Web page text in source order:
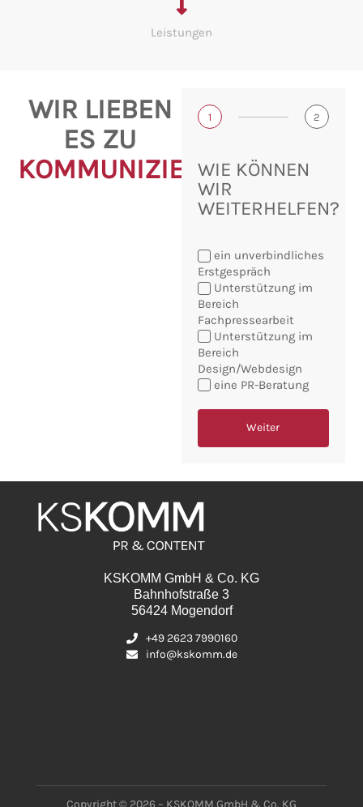
Leistungen
WIR LIEBEN
ES ZU
KOMMUNIZIEREN!
1 2
WIE KÖNNEN
WIR
WEITERHELFEN?
Sie
möchten:
ein unverbindliches
Erstgespräch
Unterstützung im
Bereich
Fachpressearbeit
Unterstützung im
Bereich
Design/Webdesign
eine PR-Beratung
Weiter
KSKOMM GmbH & Co. KG
Bahnhofstraße 3
56424 Mogendorf
+49 2623 7990160
info@kskomm.de
Copyright © 2026 – KSKOMM GmbH & Co. KG